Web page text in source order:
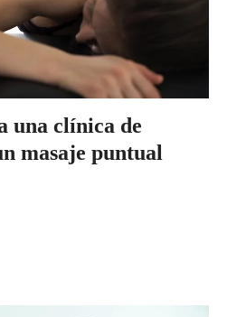
una clínica de
masaje puntual